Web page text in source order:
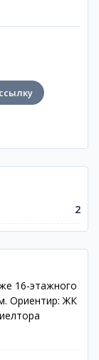
2
16-этажного
Ориентир: ЖК